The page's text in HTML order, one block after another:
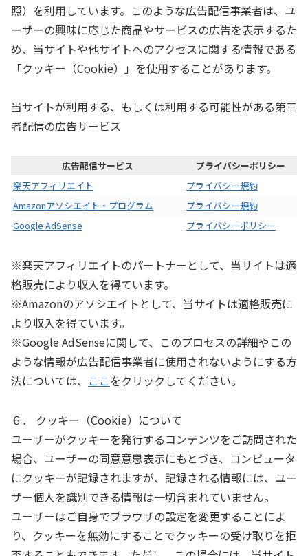
照）を利用しています。このような広告配信事業者は、ユ
ーザーの興味に応じた商品やサービスの広告を表示するた
め、当サイトや他サイトへのアクセスに関する情報である
「クッキー（Cookie）」を使用することがあります。
当サイトが利用する、もしくは利用する可能性がある第三
者配信の広告サービス
広告配信サービス
プライバシーポリシー
楽天アフィリエイト
プライバシー規約
Amazonアソシエイト・プログラム
プライバシー規約
Google AdSense
プライバシーポリシー
※楽天アフィリエイトのパートナーとして、当サイトは適
格販売により収入を得ています。
※Amazonのアソシエイトとして、当サイトは適格販売に
より収入を得ています。
※Google AdSenseに関して、このプロセスの詳細やこの
ような情報が広告配信事業者に使用されないようにする方
法については、 ここをクリックしてください。
６． クッキー（Cookie）について
ユーザーがクッキーを発行するコンテンツをご訪問された
場合、ユーザーの同意意思表示にもとづき、コンピュータ
にクッキーが記録されますが、記録される情報には、ユー
ザー個人を識別できる情報は一切含まれていません。
ユーザーはご自身でブラウザの設定を変更することによ
り、クッキーを無効にすることでクッキーの受け取りを拒